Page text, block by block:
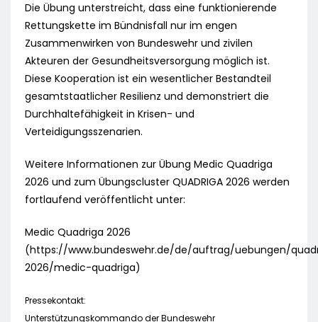
Die Übung unterstreicht, dass eine funktionierende
Rettungskette im Bündnisfall nur im engen
Zusammenwirken von Bundeswehr und zivilen
Akteuren der Gesundheitsversorgung möglich ist.
Diese Kooperation ist ein wesentlicher Bestandteil
gesamtstaatlicher Resilienz und demonstriert die
Durchhaltefähigkeit in Krisen- und
Verteidigungsszenarien.
Weitere Informationen zur Übung Medic Quadriga
2026 und zum Übungscluster QUADRIGA 2026 werden
fortlaufend veröffentlicht unter:
Medic Quadriga 2026
(https://www.bundeswehr.de/de/auftrag/uebungen/
2026/medic-quadriga)
Pressekontakt:
Unterstützungskommando der Bundeswehr